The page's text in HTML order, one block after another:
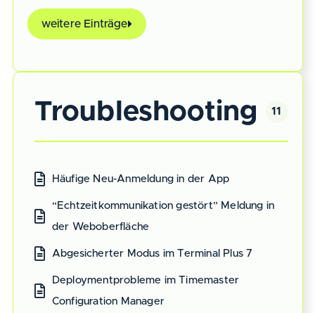
weitere Einträge
Troubleshooting 11
Häufige Neu-Anmeldung in der App
“Echtzeitkommunikation gestört” Meldung in
der Weboberfläche
Abgesicherter Modus im Terminal Plus 7
Deploymentprobleme im Timemaster
Configuration Manager